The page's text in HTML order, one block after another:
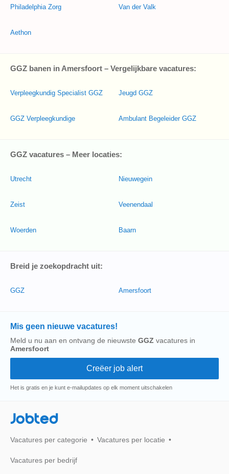
Philadelphia Zorg
Aethon
Van der Valk
GGZ banen in Amersfoort – Vergelijkbare vacatures:
Verpleegkundig Specialist GGZ
GGZ Verpleegkundige
Jeugd GGZ
Ambulant Begeleider GGZ
GGZ vacatures – Meer locaties:
Utrecht
Zeist
Woerden
Nieuwegein
Veenendaal
Baarn
Breid je zoekopdracht uit:
GGZ Amersfoort
Mis geen nieuwe vacatures!
Meld u nu aan en ontvang de nieuwste GGZ vacatures in
Amersfoort
Het is gratis en je kunt e-mailupdates op elk moment uitschakelen
Jobted
Vacatures per categorie Vacatures per locatie
Vacatures per bedrijf